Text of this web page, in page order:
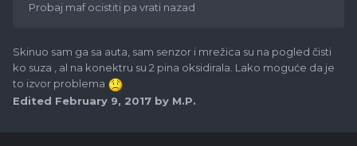
Probaj maf ocistiti pa vrati nazad
Skinuo sam ga sa auta, sam senzor i mrežica su na pogled čisti
ko suza , al na konektru su 2 pina oksidirala. Lako moguće da je
to izvor problema
Edited February 9, 2017 by M.P.